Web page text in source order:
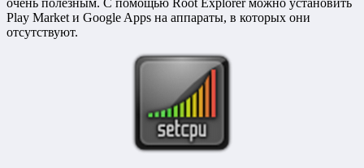
Play Market и Google Apps на аппараты, в которых они
отсутствуют.